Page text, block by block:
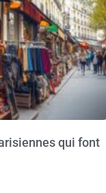
qui font